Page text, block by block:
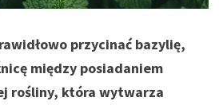
przycinać bazylię,
między posiadaniem
rośliny, która wytwarza